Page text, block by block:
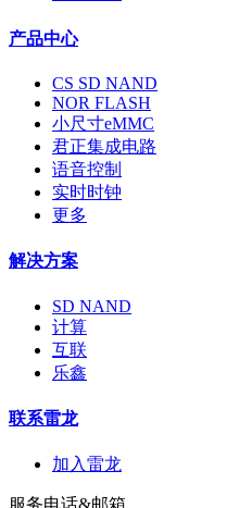
产品中心
CS SD NAND
NOR FLASH
小尺寸eMMC
君正集成电路
语音控制
实时时钟
更多
解决方案
SD NAND
计算
互联
乐鑫
联系雷龙
加入雷龙